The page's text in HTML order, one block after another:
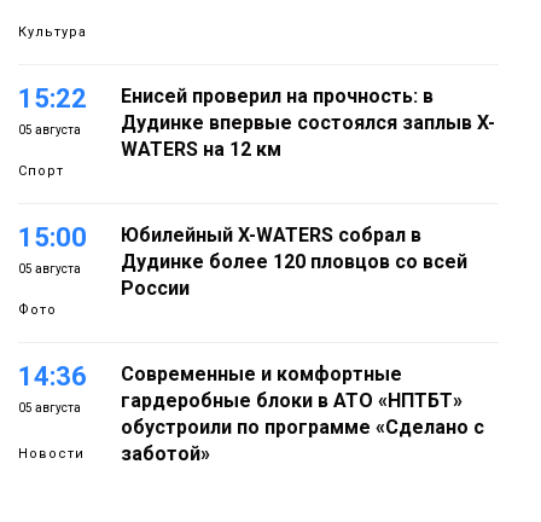
Культура
15:22
05 августа
Спорт
Енисей проверил на прочность: в
Дудинке впервые состоялся заплыв X-
WATERS на 12 км
15:00
05 августа
Фото
Юбилейный X-WATERS собрал в
Дудинке более 120 пловцов со всей
России
14:36
05 августа
Новости
Современные и комфортные
гардеробные блоки в АТО «НПТБТ»
обустроили по программе «Сделано с
заботой»